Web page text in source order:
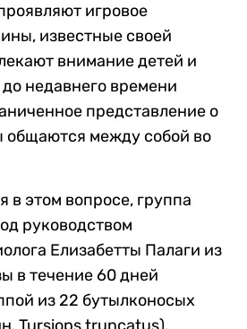
игровое
известные своей
внимание детей и
недавнего времени
представление о
общаются между собой во
в этом вопросе, группа
руководством
Елизабетты Палаги из
в течение 60 дней
из 22 бутылконосых